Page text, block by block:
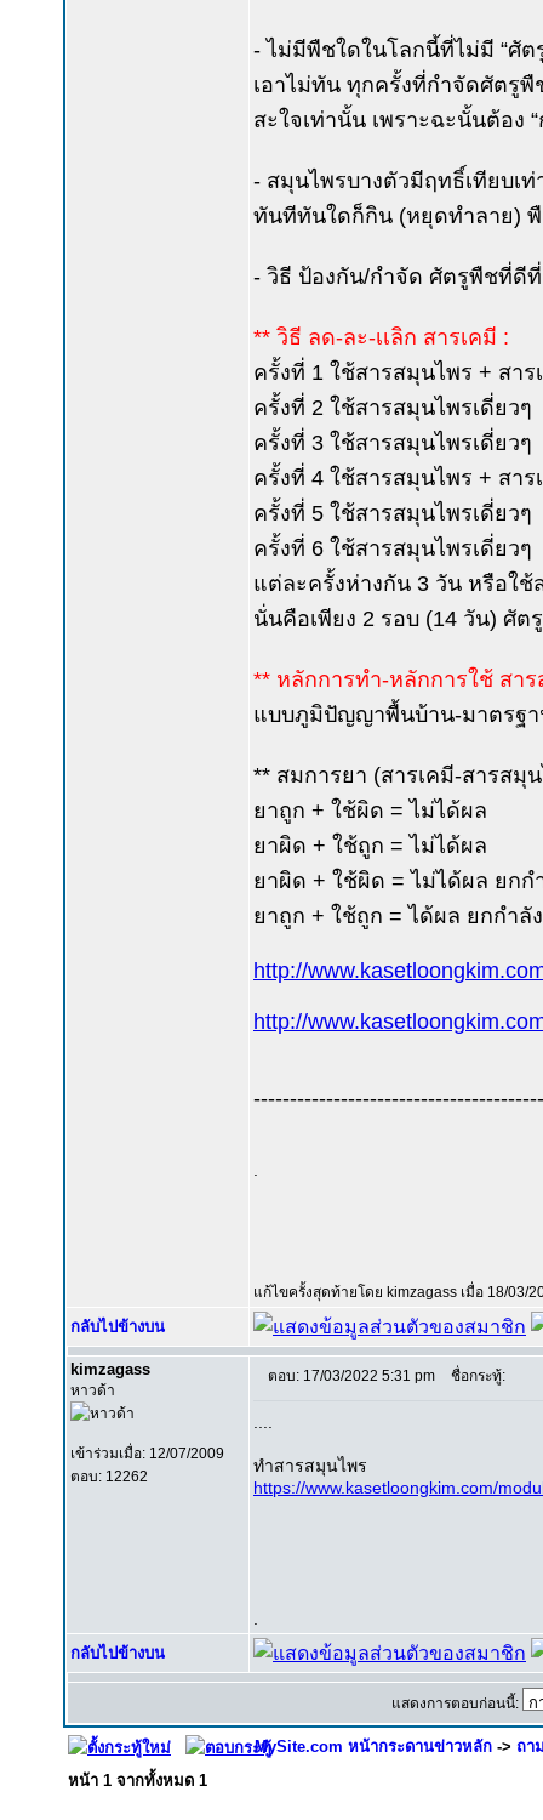
- ไม่มีพืชใดในโลกนี้ที่ไม่มี “ศัต
เอาไม่ทัน ทุกครั้งที่กำจัดศัตรู
สะใจเท่านั้น เพราะฉะนั้นต้อง
- สมุนไพรบางตัวมีฤทธิ์เทียบเ
ทันทีทันใดก็กิน (หยุดทำลาย)
- วิธี ป้องกัน/กำจัด ศัตรูพืชที่ดี
** วิธี ลด-ละ-เเลิก สารเคมี :
ครั้งที่ 1 ใช้สารสมุนไพร + สาร
ครั้งที่ 2 ใช้สารสมุนไพรเดี่ยวๆ
ครั้งที่ 3 ใช้สารสมุนไพรเดี่ยวๆ
ครั้งที่ 4 ใช้สารสมุนไพร + สาร
ครั้งที่ 5 ใช้สารสมุนไพรเดี่ยวๆ
ครั้งที่ 6 ใช้สารสมุนไพรเดี่ยวๆ
แต่ละครั้งห่างกัน 3 วัน หรือใช้
นั่นคือเพียง 2 รอบ (14 วัน) ศั
** หลักการทำ-หลักการใช้ สา
แบบภูมิปัญญาพื้นบ้าน-มาตรฐา
** สมการยา (สารเคมี-สารสมุ
ยาถูก + ใช้ผิด = ไม่ได้ผล
ยาผิด + ใช้ถูก = ไม่ได้ผล
ยาผิด + ใช้ผิด = ไม่ได้ผล ยกก
ยาถูก + ใช้ถูก = ได้ผล ยกกำลั
http://
http://
แก้ไขครั้งสุดท้ายโดย kimzagass เมื่อ 18/03/
กลับไปข้างบน
kimzagass
หาวด้า
เข้าร่วมเมื่อ: 12/07/2009
ตอบ: 12262
ตอบ: 17/03/2022 5:31 pm ชื่อกระทู้:
ทำสารสมุนไพร
https://www.kasetloongkim.com/
กลับไปข้างบน
แสดงการตอบก่อนนี้:
MySite.com หน้ากระดานข่าวหลัก -> ถา
หน้า 1 จากทั้งหมด 1